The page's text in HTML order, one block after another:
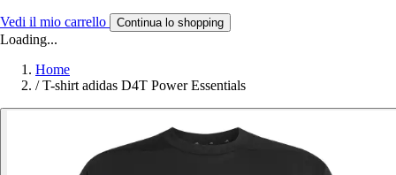
Vedi il mio carrello Continua lo shopping
Loading...
Home
/ T-shirt adidas D4T Power Essentials